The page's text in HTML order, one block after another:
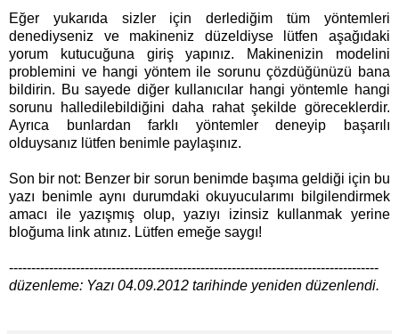
Eğer yukarıda sizler için derlediğim tüm yöntemleri
denediyseniz ve makineniz düzeldiyse lütfen aşağıdaki
yorum kutucuğuna giriş yapınız. Makinenizin modelini
problemini ve hangi yöntem ile sorunu çözdüğünüzü bana
bildirin. Bu sayede diğer kullanıcılar hangi yöntemle hangi
sorunu halledilebildiğini daha rahat şekilde göreceklerdir.
Ayrıca bunlardan farklı yöntemler deneyip başarılı
olduysanız lütfen benimle paylaşınız.
Son bir not: Benzer bir sorun benimde başıma geldiği için bu
yazı benimle aynı durumdaki okuyucularımı bilgilendirmek
amacı ile yazışmış olup, yazıyı izinsiz kullanmak yerine
bloğuma link atınız. Lütfen emeğe saygı!
-----------------------------------------------------------------------------------
düzenleme: Yazı 04.09.2012 tarihinde yeniden düzenlendi.